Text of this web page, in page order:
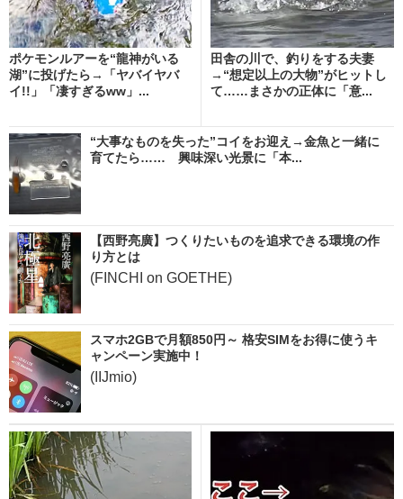
ポケモンルアーを“龍神がいる
湖”に投げたら→「ヤバイヤバ
イ!!」「凄すぎるww」...
田舎の川で、釣りをする夫妻
→“想定以上の大物”がヒットし
て……まさかの正体に「意...
“大事なものを失った”コイをお迎え→金魚と一緒に
育てたら…… 興味深い光景に「本...
【西野亮廣】つくりたいものを追求できる環境の作
り方とは
(FINCHI on GOETHE)
スマホ2GBで月額850円～ 格安SIMをお得に使うキ
ャンペーン実施中！
(IIJmio)